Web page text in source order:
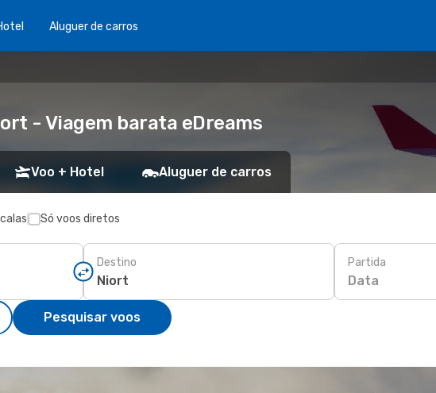
Aluguer de carros
- Viagem barata eDreams
Voo + Hotel Aluguer de carros
Só voos diretos
Destino Partida
Data
Pesquisar voos